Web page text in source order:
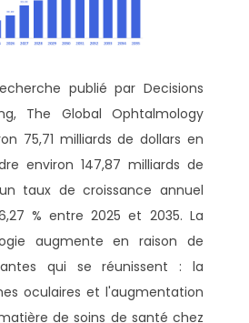
publié par Decisions
The Global Ophtalmology
75,71 milliards de dollars en
environ 147,87 milliards de
taux de croissance annuel
% entre 2025 et 2035. La
augmente en raison de
qui se réunissent : la
oculaires et l'augmentation
de soins de santé chez